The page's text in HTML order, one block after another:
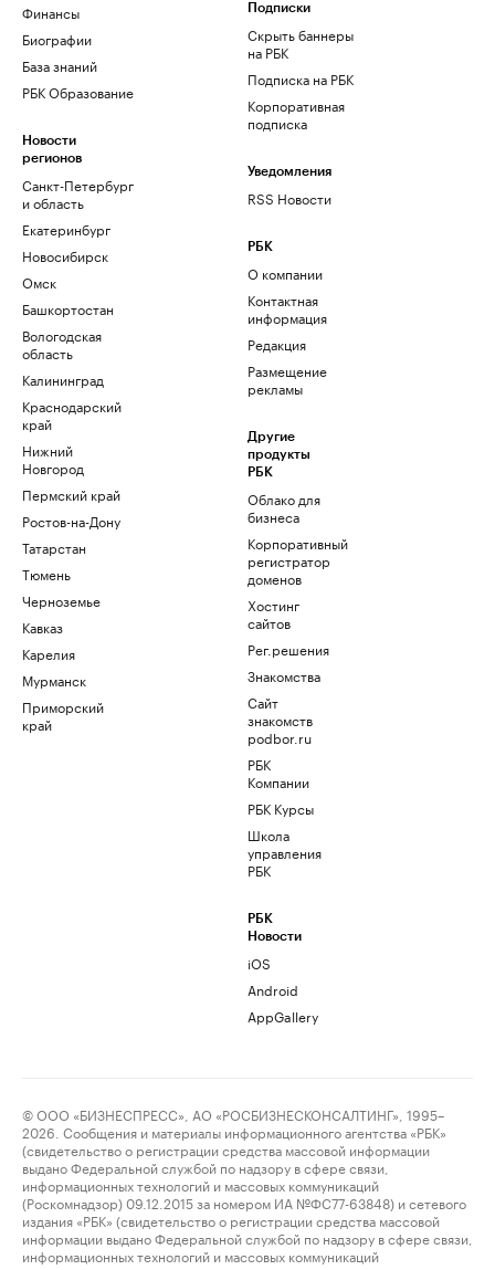
Финансы
Биографии
База знаний
РБК Образование
Новости
регионов
Санкт-Петербург
и область
Екатеринбург
Новосибирск
Омск
Башкортостан
Вологодская
область
Калининград
Краснодарский
край
Нижний
Новгород
Пермский край
Ростов-на-Дону
Татарстан
Тюмень
Черноземье
Кавказ
Карелия
Мурманск
Приморский
край
Подписки
Скрыть баннеры
на РБК
Подписка на РБК
Корпоративная
подписка
Уведомления
RSS Новости
РБК
О компании
Контактная
информация
Редакция
Размещение
рекламы
Другие
продукты
РБК
Облако для
бизнеса
Корпоративный
регистратор
доменов
Хостинг
сайтов
Рег.решения
Знакомства
Сайт
знакомств
podbor.ru
РБК
Компании
РБК Курсы
Школа
управления
РБК
РБК
Новости
iOS
Android
AppGallery
© ООО «БИЗНЕСПРЕСС», АО «РОСБИЗНЕСКОНСАЛТИНГ», 1995–
2026. Сообщения и материалы информационного агентства «РБК»
(свидетельство о регистрации средства массовой информации
выдано Федеральной службой по надзору в сфере связи,
информационных технологий и массовых коммуникаций
(Роскомнадзор) 09.12.2015 за номером ИА №ФС77-63848) и сетевого
издания «РБК» (свидетельство о регистрации средства массовой
информации выдано Федеральной службой по надзору в сфере связи,
информационных технологий и массовых коммуникаций